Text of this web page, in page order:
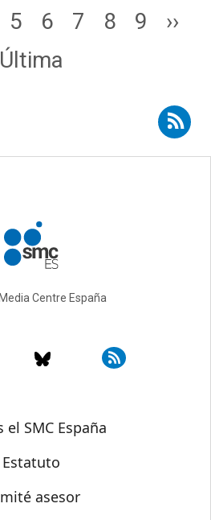
Page
5 Page
6 Page
7 Page
8 Page
9
››
Última página
Última
a RSS - contaminación
Centre España
el SMC España
Estatuto
asesor